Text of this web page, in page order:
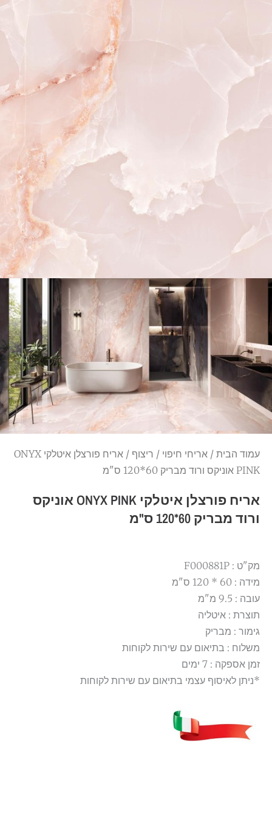
עמוד הבית / אריחי חיפוי / ריצוף
/ אריח פורצלן איטלקי ONYX
PINK אוניקס ורוד מבריק 60*120 ס"מ
אריח פורצלן איטלקי ONYX PINK אוניקס
ורוד מבריק 60*120 ס"מ
מק"ט : F000881P
מידה : 60 * 120 ס"מ
עובה : 9.5 מ"מ
תוצרת : איטליה
גימור : מבריק
משלוח : בתיאום עם שירות לקוחות
זמן אספקה : 7 ימים
*ניתן לאיסוף עצמי בתיאום עם שירות לקוחות